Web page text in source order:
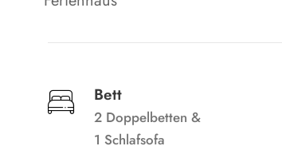
Bett
2 Doppelbetten &
1 Schlafsofa